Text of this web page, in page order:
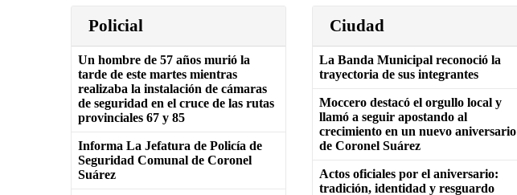
Policial
Un hombre de 57 años murió la
tarde de este martes mientras
realizaba la instalación de cámaras
de seguridad en el cruce de las rutas
provinciales 67 y 85
Informa La Jefatura de Policía de
Seguridad Comunal de Coronel
Suárez
Ciudad
La Banda Municipal reconoció la
trayectoria de sus integrantes
Moccero destacó el orgullo local y
llamó a seguir apostando al
crecimiento en un nuevo aniversario
de Coronel Suárez
Actos oficiales por el aniversario:
tradición, identidad y resguardo